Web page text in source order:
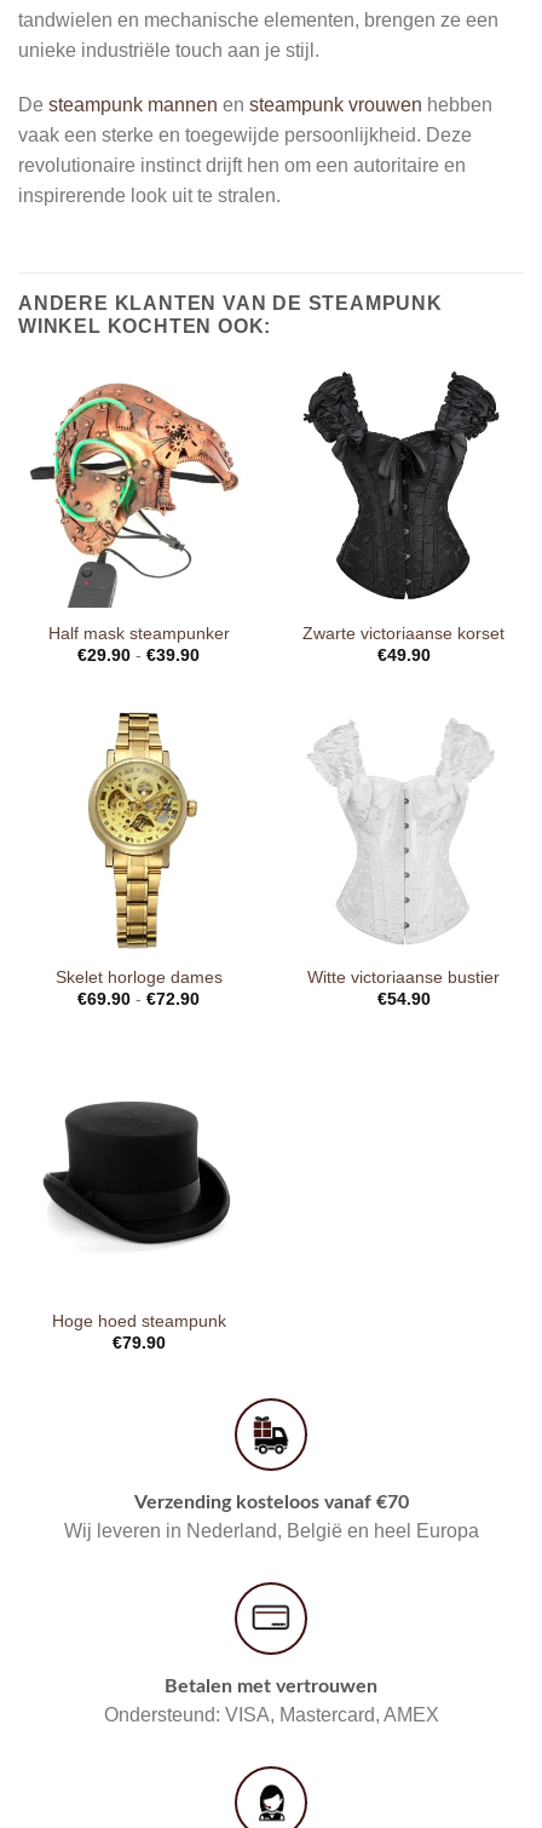
tandwielen en mechanische elementen, brengen ze een
unieke industriële touch aan je stijl.
De steampunk mannen en steampunk vrouwen hebben
vaak een sterke en toegewijde persoonlijkheid. Deze
revolutionaire instinct drijft hen om een autoritaire en
inspirerende look uit te stralen.
ANDERE KLANTEN VAN DE STEAMPUNK
WINKEL KOCHTEN OOK:
Half mask steampunker
€29.90 - €39.90
Zwarte victoriaanse korset
€49.90
Skelet horloge dames
€69.90 - €72.90
Witte victoriaanse bustier
€54.90
Hoge hoed steampunk
€79.90
Verzending kosteloos vanaf €70
Wij leveren in Nederland, België en heel Europa
Betalen met vertrouwen
Ondersteund: VISA, Mastercard, AMEX